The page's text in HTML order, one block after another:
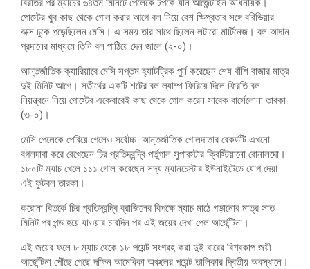
বিরতির পর ম্যাচের ৬৪তম মিনিটে পেলেকে টপকে যান আর্জেন্টাইন অধিনায়ক।
পোস্টের খুব কাছ থেকে গোল করার আগে বল নিয়ে বেশ ক্ষিপ্রতার সঙ্গে বরিভিয়ার
বক্সে ঢুকে পড়েছিলেন মেসি। এ সময় তার সাথে ছিলেন লটারো মার্টিনেজ। বল আদান
প্রদানের মাধ্যমে তিনি বল পাঠিয়ে দেন জালে (২-০)।
আন্তর্জাতিক ক্যারিয়ারে মেসি সপ্তম হ্যাটট্রিক পুর্ন করেছেন শেষ বাঁশি বাজার মাত্র
দুই মিনিট আগে। সতীর্থের একটি শটের বল ল্যাম্প ফিরিয়ে দিলে ফিরতি বল
নিয়ন্ত্রনে নিয়ে পোস্টের একেবারেই কাছ থেকে গোল করেন সাবেক বার্সেলোনা তারকা
(৩-০)।
মেসি পেলেকে পেরিয়ে গেলেও সর্বোচ্চ আন্তর্জাতিক গোলদাতার রেকর্ডটি এখনো
বগলদাবা করে রেখেছেন চির প্রতিদ্বন্দ্বি পর্তুগাল সুপারস্টার ক্রিস্টিয়ানো রোনালদো।
১৮০টি ম্যাচ খেলে ১১১ গোল করেছেন সদ্য ম্যানচেস্টার ইউনাইটেডে যোগ দেয়া
এই ফুটবল তারকা।
করোনা বিতর্কে চির প্রতিদ্বন্দ্বি ব্রাজিলের বিপক্ষে ম্যাচ মাঠে গড়ানোর মাত্র সাত
মিনিট পর পন্ড হয়ে যাওয়ার চারদিন পর এই জয়ের দেখা পেল আর্জেন্টিনা।
এই জয়ের ফলে ৮ ম্যাচ থেকে ১৮ পয়েন্ট সংগ্রহ করা দুই বারের বিশ্বকাপ জয়ী
আর্জেন্টিনা পৌঁছে গেছে দক্ষিন আমেরিকা অঞ্চলের পয়েন্ট তালিকার দ্বিতীয় অবস্থানে।